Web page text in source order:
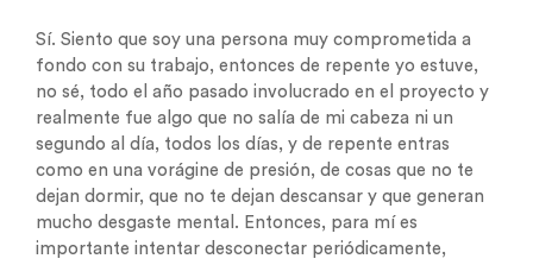
Sí. Siento que soy una persona muy comprometida a
fondo con su trabajo, entonces de repente yo estuve,
no sé, todo el año pasado involucrado en el proyecto y
realmente fue algo que no salía de mi cabeza ni un
segundo al día, todos los días, y de repente entras
como en una vorágine de presión, de cosas que no te
dejan dormir, que no te dejan descansar y que generan
mucho desgaste mental. Entonces, para mí es
importante intentar desconectar periódicamente,